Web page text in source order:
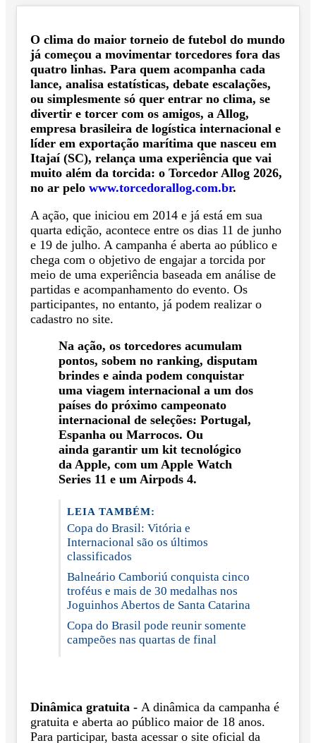
O clima do maior torneio de futebol do mundo
já começou a movimentar torcedores fora das
quatro linhas. Para quem acompanha cada
lance, analisa estatísticas, debate escalações,
ou simplesmente só quer entrar no clima, se
divertir e torcer com os amigos, a Allog,
empresa brasileira de logística internacional e
líder em exportação marítima que nasceu em
Itajaí (SC), relança uma experiência que vai
muito além da torcida: o Torcedor Allog 2026,
no ar pelo www.torcedorallog.com.br.
A ação, que iniciou em 2014 e já está em sua
quarta edição, acontece entre os dias 11 de junho
e 19 de julho. A campanha é aberta ao público e
chega com o objetivo de engajar a torcida por
meio de uma experiência baseada em análise de
partidas e acompanhamento do evento. Os
participantes, no entanto, já podem realizar o
cadastro no site.
Na ação, os torcedores acumulam
pontos, sobem no ranking, disputam
brindes e ainda podem conquistar
uma viagem internacional a um dos
países do próximo campeonato
internacional de seleções: Portugal,
Espanha ou Marrocos. Ou
ainda garantir um kit tecnológico
da Apple, com um Apple Watch
Series 11 e um Airpods 4.
LEIA TAMBÉM:
Copa do Brasil: Vitória e
Internacional são os últimos
classificados
Balneário Camboriú conquista cinco
troféus e mais de 30 medalhas nos
Joguinhos Abertos de Santa Catarina
Copa do Brasil pode reunir somente
campeões nas quartas de final
Dinâmica gratuita - A dinâmica da campanha é
gratuita e aberta ao público maior de 18 anos.
Para participar, basta acessar o site oficial da